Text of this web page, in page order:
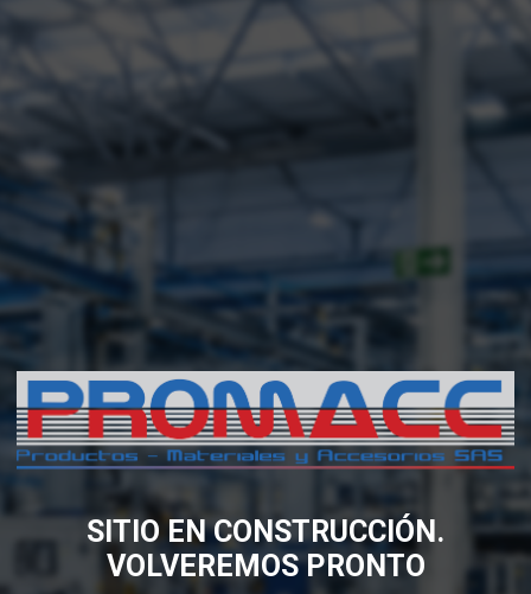
SITIO EN CONSTRUCCIÓN.
VOLVEREMOS PRONTO